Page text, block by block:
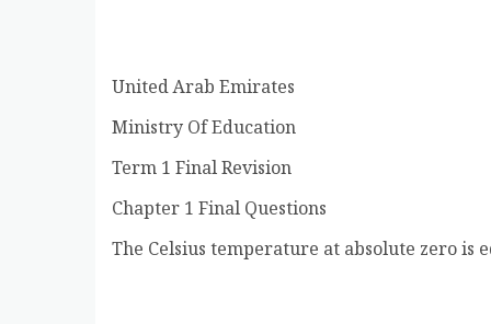
United Arab Emirates
Ministry Of Education
Term 1 Final Revision
Chapter 1 Final Questions